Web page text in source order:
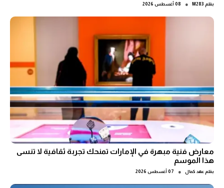
بقلم M283
● 08 أغسطس 2026
معارض فنية مبهرة في الإمارات تمنحك تجربة ثقافية لا تنسى
هذا الموسم
بقلم عهد كمال ● 07 أغسطس 2026